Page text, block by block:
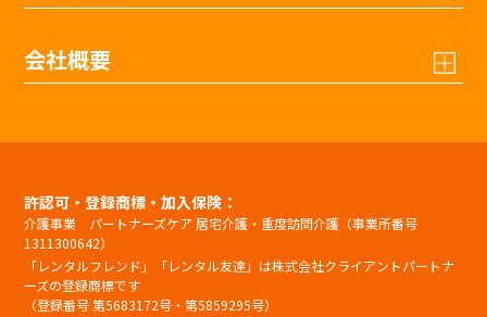
会社概要
許認可・登録商標・加入保険：
介護事業 パートナーズケア 居宅介護・重度訪問介護（事業所番号
1311300642）
「レンタルフレンド」「レンタル友達」は株式会社クライアントパートナ
ーズの登録商標です
（登録番号 第5683172号・第5859295号）